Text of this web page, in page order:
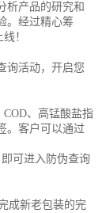
析产品的研究和
。经过精心筹
！
询活动，开启您
、高锰酸盐指
。客户可以通过
即可进入防伪查询
成新老包装的完